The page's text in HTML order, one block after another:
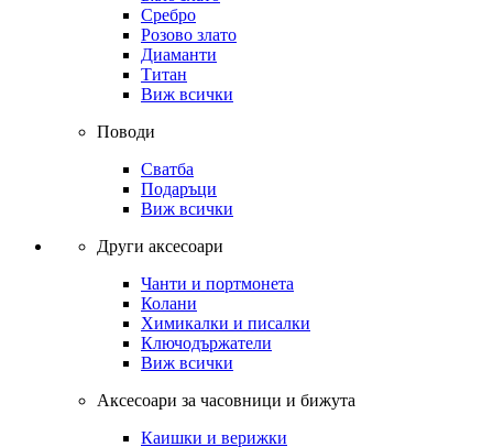
Сребро
Розово злато
Диаманти
Титан
Виж всички
Поводи
Сватба
Подаръци
Виж всички
Други аксесоари
Чанти и портмонета
Колани
Химикалки и писалки
Ключодържатели
Виж всички
Аксесоари за часовници и бижута
Каишки и верижки